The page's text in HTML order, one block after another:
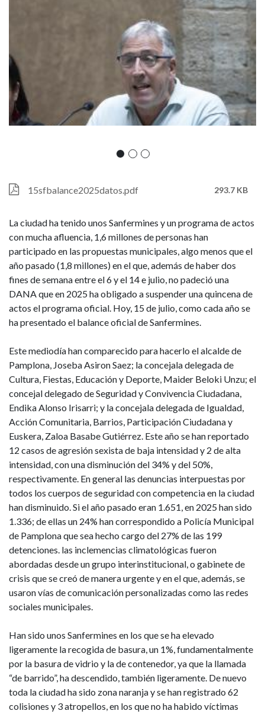
de
semana
y
meteorología
Archivo15sfbalance2025datos.pdf 293.7 KB
La ciudad ha tenido unos Sanfermines y un programa de actos
con mucha afluencia, 1,6 millones de personas han
participado en las propuestas municipales, algo menos que el
año pasado (1,8 millones) en el que, además de haber dos
fines de semana entre el 6 y el 14 e julio, no padeció una
DANA que en 2025 ha obligado a suspender una quincena de
actos el programa oficial. Hoy, 15 de julio, como cada año se
ha presentado el balance oficial de Sanfermines.
Este mediodía han comparecido para hacerlo el alcalde de
Pamplona, Joseba Asiron Saez; la concejala delegada de
Cultura, Fiestas, Educación y Deporte, Maider Beloki Unzu; el
concejal delegado de Seguridad y Convivencia Ciudadana,
Endika Alonso Irisarri; y la concejala delegada de Igualdad,
Acción Comunitaria, Barrios, Participación Ciudadana y
Euskera, Zaloa Basabe Gutiérrez. Este año se han reportado
12 casos de agresión sexista de baja intensidad y 2 de alta
intensidad, con una disminución del 34% y del 50%,
respectivamente. En general las denuncias interpuestas por
todos los cuerpos de seguridad con competencia en la ciudad
han disminuido. Si el año pasado eran 1.651, en 2025 han sido
1.336; de ellas un 24% han correspondido a Policía Municipal
de Pamplona que sea hecho cargo del 27% de las 199
detenciones. las inclemencias climatológicas fueron
abordadas desde un grupo interinstitucional, o gabinete de
crisis que se creó de manera urgente y en el que, además, se
usaron vías de comunicación personalizadas como las redes
sociales municipales.
Han sido unos Sanfermines en los que se ha elevado
ligeramente la recogida de basura, un 1%, fundamentalmente
por la basura de vidrio y la de contenedor, ya que la llamada
“de barrido”, ha descendido, también ligeramente. De nuevo
toda la ciudad ha sido zona naranja y se han registrado 62
colisiones y 3 atropellos, en los que no ha habido víctimas